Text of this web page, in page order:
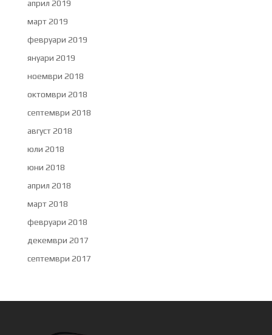
април 2019
март 2019
февруари 2019
януари 2019
ноември 2018
октомври 2018
септември 2018
август 2018
юли 2018
юни 2018
април 2018
март 2018
февруари 2018
декември 2017
септември 2017